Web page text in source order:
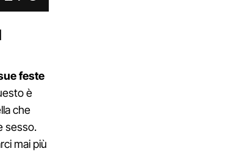
feste
è
che
sesso.
mai più